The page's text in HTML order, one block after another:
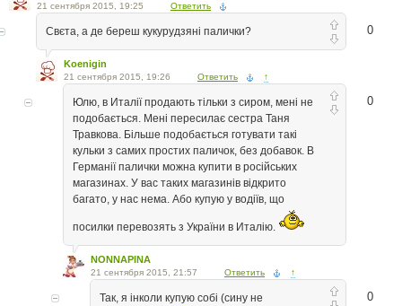
21 сентября 2015, 19:25 Ответить
0
Свєта, а де береш кукурудзяні палички?
Koenigin
21 сентября 2015, 19:26 Ответить ↑
0
Юлю, в Италії продають тільки з сиром, мені не
подобається. Мені пересилає сестра Таня
Травкова. Більше подобається готувати такі
кульки з самих простих паличок, без добавок. В
Германії палички можна купити в російських
магазинах. У вас таких магазинів відкрито
багато, у нас нема. Або купую у водіїв, що
посилки перевозять з України в Италію.
NONNAPINA
21 сентября 2015, 21:57 Ответить ↑
0
Так, я інколи купую собі (сину не